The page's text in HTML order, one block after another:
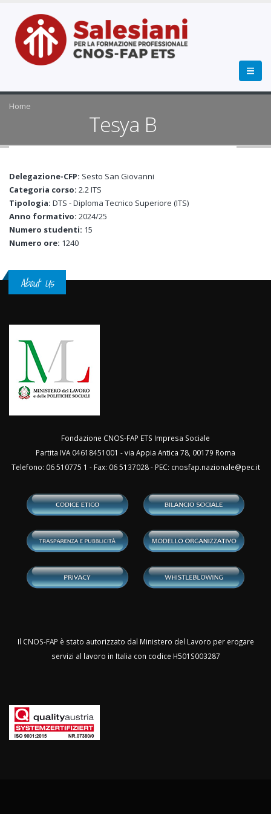
Home
Tesya B
Delegazione-CFP: Sesto San Giovanni
Categoria corso: 2.2 ITS
Tipologia: DTS - Diploma Tecnico Superiore (ITS)
Anno formativo: 2024/25
Numero studenti: 15
Numero ore: 1240
About Us
Fondazione CNOS-FAP ETS Impresa Sociale
Partita IVA 04618451001 - via Appia Antica 78, 00179 Roma
Telefono: 06 510775 1 - Fax: 06 5137028 - PEC: cnosfap.nazionale@pec.it
Il CNOS-FAP è stato autorizzato dal Ministero del Lavoro per erogare
servizi al lavoro in Italia con codice H501S003287